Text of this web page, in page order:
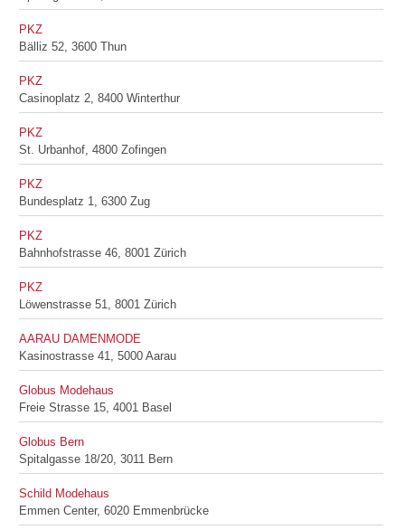
PKZ
Bälliz 52, 3600 Thun
PKZ
Casinoplatz 2, 8400 Winterthur
PKZ
St. Urbanhof, 4800 Zofingen
PKZ
Bundesplatz 1, 6300 Zug
PKZ
Bahnhofstrasse 46, 8001 Zürich
PKZ
Löwenstrasse 51, 8001 Zürich
AARAU DAMENMODE
Kasinostrasse 41, 5000 Aarau
Globus Modehaus
Freie Strasse 15, 4001 Basel
Globus Bern
Spitalgasse 18/20, 3011 Bern
Schild Modehaus
Emmen Center, 6020 Emmenbrücke